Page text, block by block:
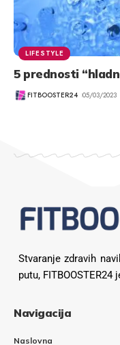
LIFESTYLE
5 prednosti
FITBOOSTER24 05/03/2023
Stvaranje zdravih
putu, FITBOOSTER24
Navigacija
Naslovna